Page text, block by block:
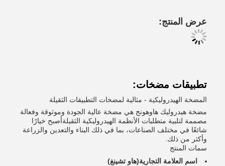
عرض المنتج:
تطبيقات مضخات:
المضخة الهيدروليكية - مثالية لمضخات التطبيقات الثقيلة
مضخة هيدروليك هاوهونج هي مضخة عالية الجودة وموثوقة وفعالة
مصممة لتلبية متطلبات الأنظمة الهيدروليكية الثقيلةأصبح خيارًا
شائعًا في مختلف الصناعات، بما في ذلك البناء والتعدين والزراعة
وأكثر من ذلك.
سمات المنتج
اسم العلامة التجارية(هاو تشينغ)